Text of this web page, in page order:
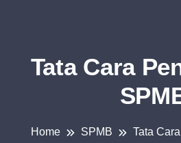
Tata Cara
Home SPMB Tata